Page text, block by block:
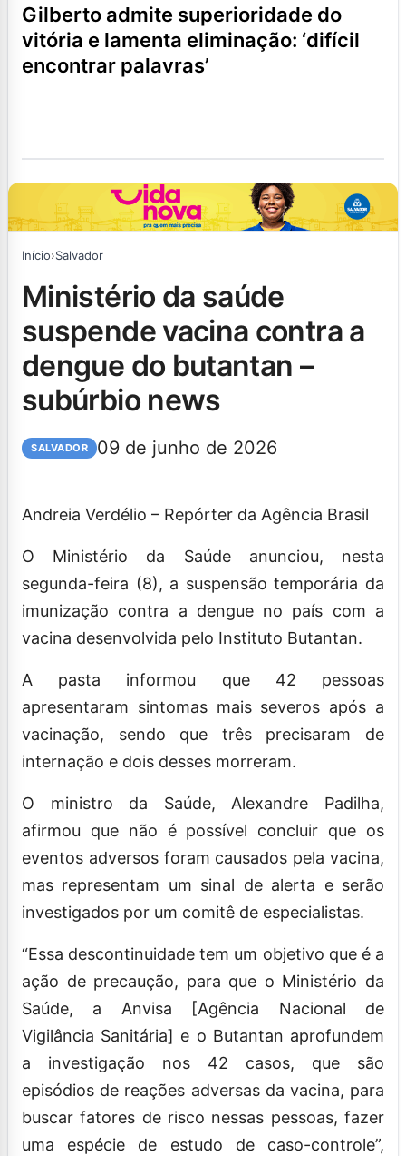
gilberto admite superioridade do
vitória e lamenta eliminação: ‘difícil
encontrar palavras’
Início›Salvador
ministério da saúde
suspende vacina contra a
dengue do butantan –
subúrbio news
SALVADOR 09 de junho de 2026
Andreia Verdélio – Repórter da Agência Brasil
O Ministério da Saúde anunciou, nesta
segunda-feira (8), a suspensão temporária da
imunização contra a dengue no país com a
vacina desenvolvida pelo Instituto Butantan.
A pasta informou que 42 pessoas
apresentaram sintomas mais severos após a
vacinação, sendo que três precisaram de
internação e dois desses morreram.
O ministro da Saúde, Alexandre Padilha,
afirmou que não é possível concluir que os
eventos adversos foram causados pela vacina,
mas representam um sinal de alerta e serão
investigados por um comitê de especialistas.
“Essa descontinuidade tem um objetivo que é a
ação de precaução, para que o Ministério da
Saúde, a Anvisa [Agência Nacional de
Vigilância Sanitária] e o Butantan aprofundem
a investigação nos 42 casos, que são
episódios de reações adversas da vacina, para
buscar fatores de risco nessas pessoas, fazer
uma espécie de estudo de caso-controle”,